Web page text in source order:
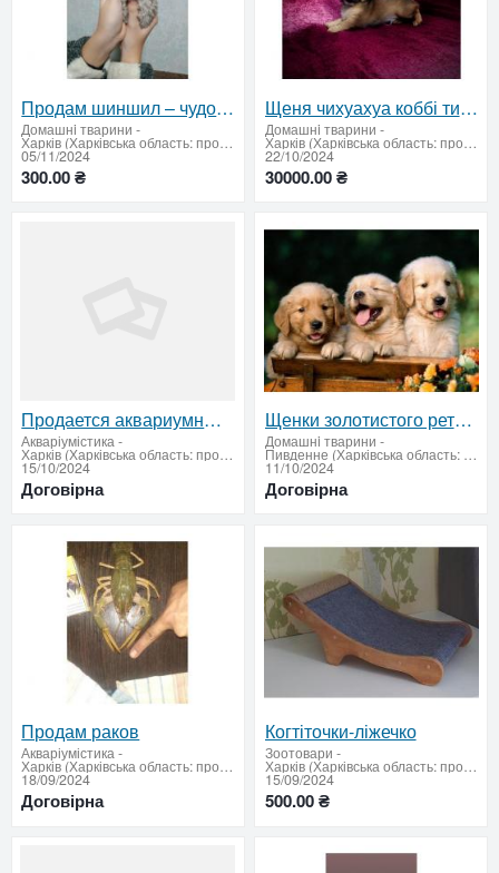
Продам шиншил – чудових домашніх вихованців
Домашнi тварини -
Харків (Харківська область: продати купити)
05/11/2024
300.00 ₴
Щеня чихуахуа коббі тип (хлопчик)
Домашнi тварини -
Харків (Харківська область: продати купити)
22/10/2024
30000.00 ₴
Продается аквариумный комплект 190 л с тумбочкой
Акваріумістика-
Харків (Харківська область: продати купити)
15/10/2024
Договірна
Щенки золотистого ретривера
Домашнi тварини -
Пивденне (Харківська область: продати купити)
11/10/2024
Договірна
Продам раков
Акваріумістика-
Харків (Харківська область: продати купити)
18/09/2024
Договірна
Когтіточки-ліжечко
Зоотовари -
Харків (Харківська область: продати купити)
15/09/2024
500.00 ₴